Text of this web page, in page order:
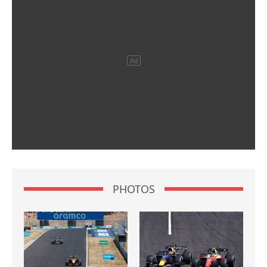
PHOTOS